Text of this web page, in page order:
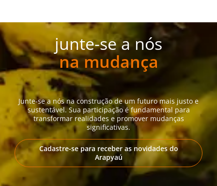
junte-se a nós
na mudança
Junte-se a nós na construção de um futuro mais justo e
sustentável. Sua participação é fundamental para
transformar realidades e promover mudanças
significativas.
Cadastre-se para receber as novidades do
Arapyaú